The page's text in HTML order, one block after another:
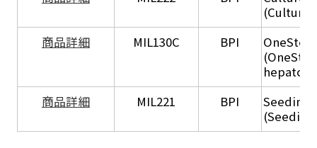
(Culture
商品詳細
MIL130C BPI
商品詳細
MIL221 BPI
Seeding